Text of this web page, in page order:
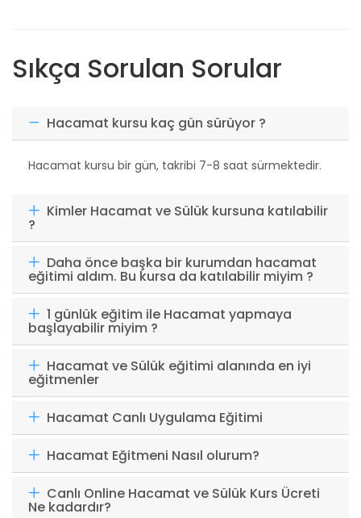
Sıkça Sorulan Sorular
Hacamat kursu kaç gün sürüyor ?
Hacamat kursu bir gün, takribi 7-8 saat sürmektedir.
Kimler Hacamat ve Sülük kursuna katılabilir
?
Daha önce başka bir kurumdan hacamat
eğitimi aldım. Bu kursa da katılabilir miyim ?
1 günlük eğitim ile Hacamat yapmaya
başlayabilir miyim ?
Hacamat ve Sülük eğitimi alanında en iyi
eğitmenler
Hacamat Canlı Uygulama Eğitimi
Hacamat Eğitmeni Nasıl olurum?
Canlı Online Hacamat ve Sülük Kurs Ücreti
Ne kadardır?